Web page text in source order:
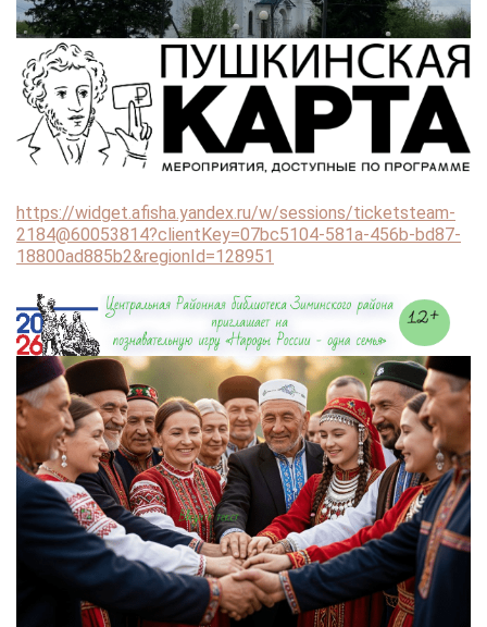
https://widget.afisha.yandex.ru/w/sessions/ticketsteam-
2184@60053814?clientKey=07bc5104-581a-456b-bd87-
18800ad885b2&regionId=128951